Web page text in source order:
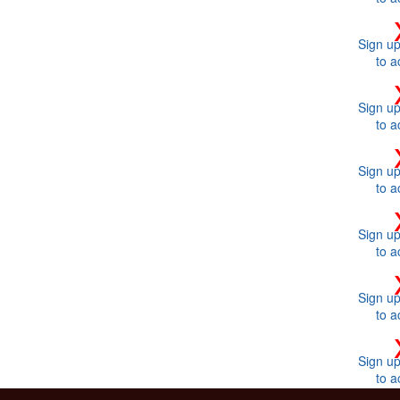
Sign
to
Sign
to
Sign
to
Sign
to
Sign
to
Sign
to